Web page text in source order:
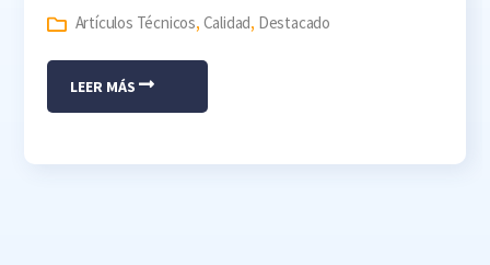
Artículos Técnicos, Calidad, Destacado
LEER MÁS